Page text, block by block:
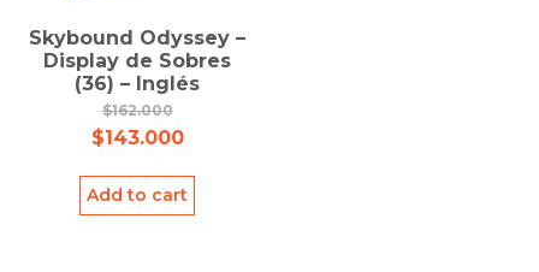
Skybound Odyssey –
Display de Sobres
(36) – Inglés
$162.000
$143.000
Add to cart